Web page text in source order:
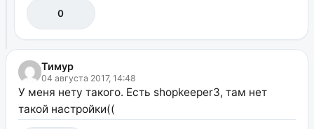
0
Тимур
04 августа 2017, 14:48
У меня нету такого. Есть shopkeeper3, там нет
такой настройки((